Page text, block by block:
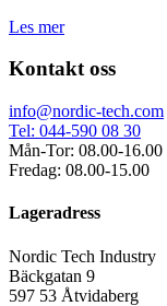
Les mer
Kontakt oss
info@nordic-tech.com
Tel: 044-590 08 30
Mån-Tor: 08.00-16.00
Fredag: 08.00-15.00
Lageradress
Nordic Tech Industry
Bäckgatan 9
597 53 Åtvidaberg